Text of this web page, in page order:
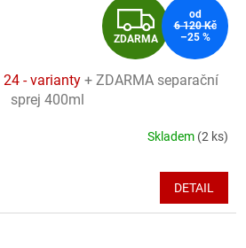
Z
D
A
R
M
A
ZDARMA
od
6 120 Kč
–25 %
24 - varianty + ZDARMA separační
sprej 400ml
Skladem (2 ks)
DETAIL